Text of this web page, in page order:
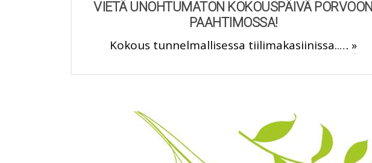
VIETÄ UNOHTUMATON KOKOUSPÄIVÄ PORVOON
PAAHTIMOSSA!
Kokous tunnelmallisessa tiilimakasiinissa..… »